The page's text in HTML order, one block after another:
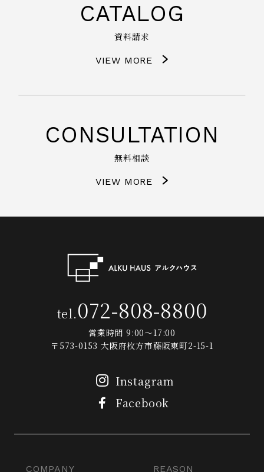
CATALOG
資料請求
VIEW MORE
CONSULTATION
無料相談
VIEW MORE
tel.072-808-8800
営業時間 9:00～17:00
〒573-0153 大阪府枚方市藤阪東町2-15-1
Instagram
Facebook
COMPANY REASON